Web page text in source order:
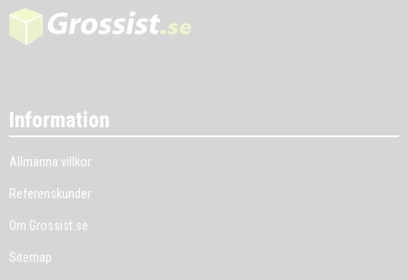
Information
Allmänna villkor
Referenskunder
Om Grossist.se
Sitemap